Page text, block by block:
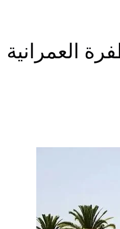
العمرانية